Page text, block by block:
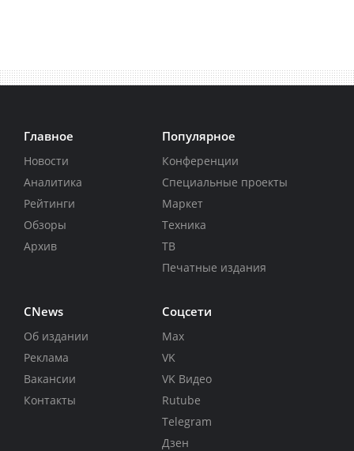
Главное
Новости
Аналитика
Рейтинги
Обзоры
Архив
Популярное
Конференции
Специальные проекты
Маркет
Техника
ТВ
Печатные издания
CNews
Об издании
Реклама
Вакансии
Контакты
Соцсети
Max
VK
VK Видео
Rutube
Telegram
Дзен